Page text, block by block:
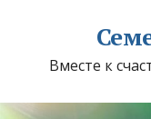
Вместе к